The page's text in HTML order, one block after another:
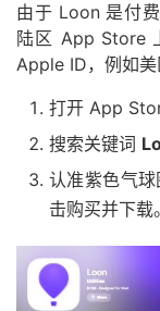
由于 Loon 是付
陆区 App Store
Apple ID，例如美
打开 App
搜索关键词
认准紫色气
击购买并下载。